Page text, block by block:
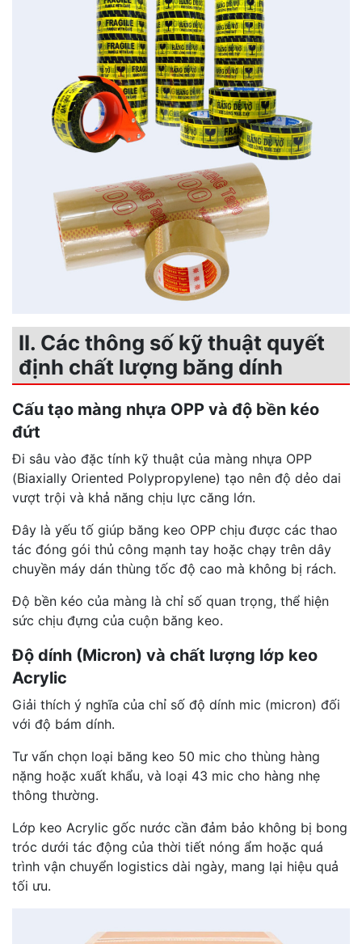
II. Các thông số kỹ thuật quyết
định chất lượng băng dính
Cấu tạo màng nhựa OPP và độ bền kéo
đứt
Đi sâu vào đặc tính kỹ thuật của màng nhựa OPP
(Biaxially Oriented Polypropylene) tạo nên độ dẻo dai
vượt trội và khả năng chịu lực căng lớn.
Đây là yếu tố giúp băng keo OPP chịu được các thao
tác đóng gói thủ công mạnh tay hoặc chạy trên dây
chuyền máy dán thùng tốc độ cao mà không bị rách.
Độ bền kéo của màng là chỉ số quan trọng, thể hiện
sức chịu đựng của cuộn băng keo.
Độ dính (Micron) và chất lượng lớp keo
Acrylic
Giải thích ý nghĩa của chỉ số độ dính mic (micron) đối
với độ bám dính.
Tư vấn chọn loại băng keo 50 mic cho thùng hàng
nặng hoặc xuất khẩu, và loại 43 mic cho hàng nhẹ
thông thường.
Lớp keo Acrylic gốc nước cần đảm bảo không bị bong
tróc dưới tác động của thời tiết nóng ẩm hoặc quá
trình vận chuyển logistics dài ngày, mang lại hiệu quả
tối ưu.